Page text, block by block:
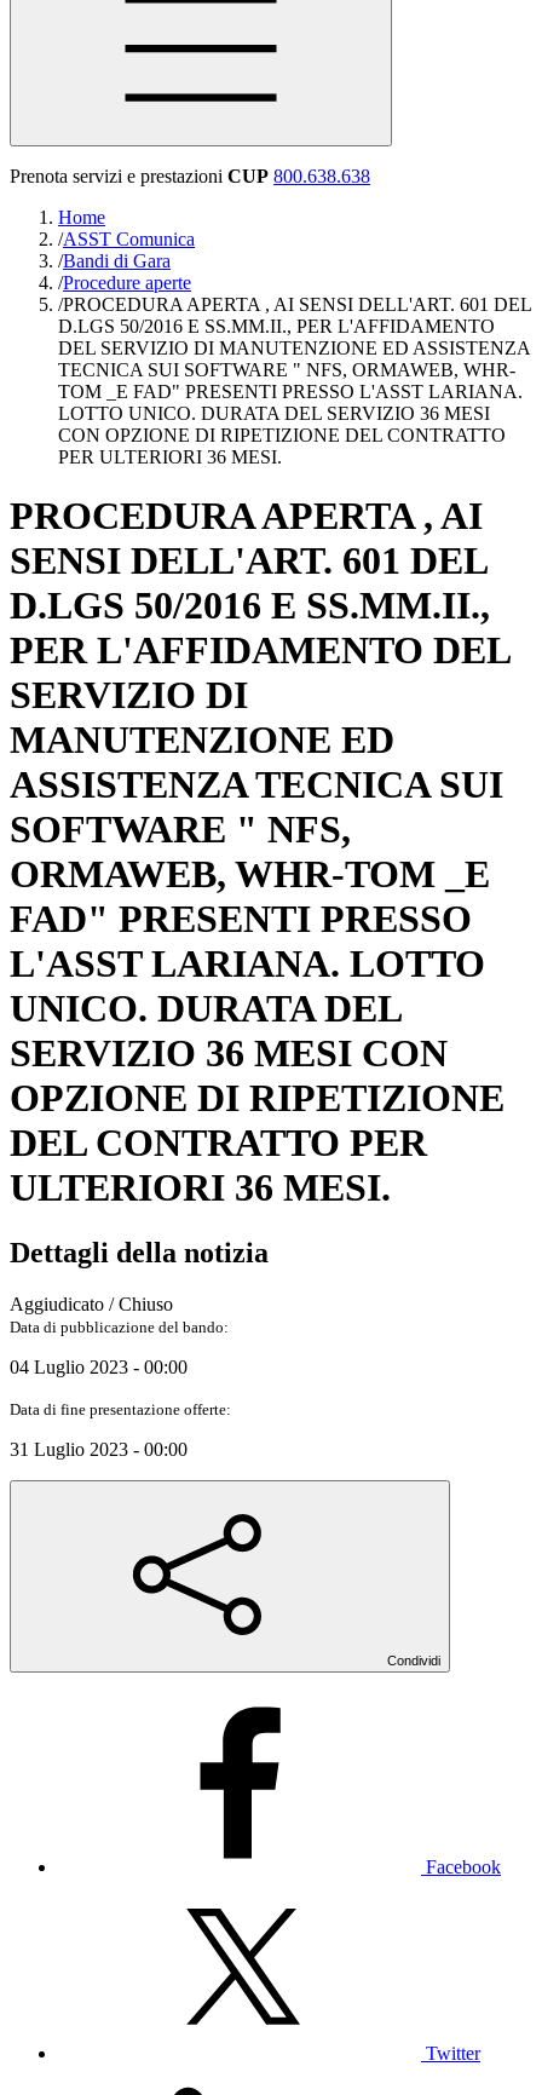
Prenota servizi e prestazioni CUP 800.638.638
Home
/ASST Comunica
/Bandi di Gara
/Procedure aperte
/PROCEDURA APERTA , AI SENSI DELL'ART. 601 DEL
D.LGS 50/2016 E SS.MM.II., PER L'AFFIDAMENTO
DEL SERVIZIO DI MANUTENZIONE ED ASSISTENZA
TECNICA SUI SOFTWARE " NFS, ORMAWEB, WHR-
TOM _E FAD" PRESENTI PRESSO L'ASST LARIANA.
LOTTO UNICO. DURATA DEL SERVIZIO 36 MESI
CON OPZIONE DI RIPETIZIONE DEL CONTRATTO
PER ULTERIORI 36 MESI.
PROCEDURA APERTA , AI
SENSI DELL'ART. 601 DEL
D.LGS 50/2016 E SS.MM.II.,
PER L'AFFIDAMENTO DEL
SERVIZIO DI
MANUTENZIONE ED
ASSISTENZA TECNICA SUI
SOFTWARE " NFS,
ORMAWEB, WHR-TOM _E
FAD" PRESENTI PRESSO
L'ASST LARIANA. LOTTO
UNICO. DURATA DEL
SERVIZIO 36 MESI CON
OPZIONE DI RIPETIZIONE
DEL CONTRATTO PER
ULTERIORI 36 MESI.
Dettagli della notizia
Aggiudicato / Chiuso
Data di pubblicazione del bando:
04 Luglio 2023 - 00:00
Data di fine presentazione offerte:
31 Luglio 2023 - 00:00
Condividi
Facebook
Twitter